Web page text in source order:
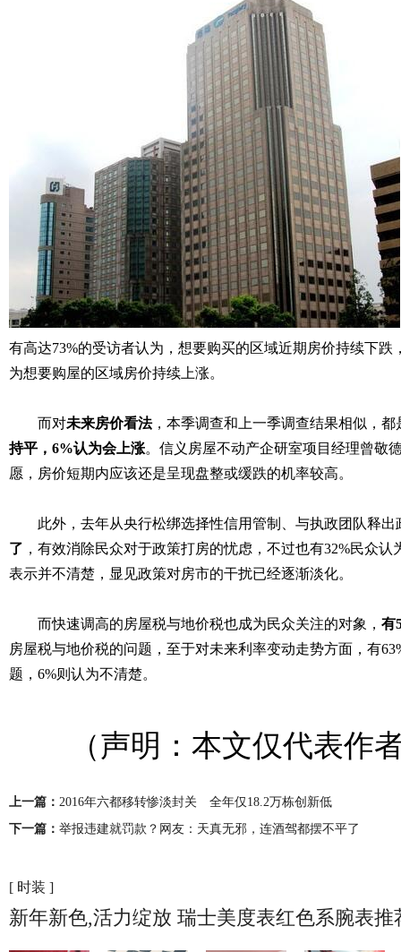
有高达73%的受访者认为，想要购买的区域近期房价持续下
为想要购屋的区域房价持续上涨。
而对未来房价看法，本季调查和上一季调查结果相似，
持平，6%认为会上涨。信义房屋不动产企研室项目经理曾敬
愿，房价短期内应该还是呈现盘整或缓跌的机率较高。
此外，去年从央行松绑选择性信用管制、与执政团队释出
了 ，有效消除民众对于政策打房的忧虑，不过也有32%民众
表示并不清楚，显见政策对房市的干扰已经逐渐淡化。
而快速调高的房屋税与地价税也成为民众关注的对象， 有
房屋税与地价税的问题，至于对未来利率变动走势方面，有
题，6%则认为不清楚。
（声明：本文仅代表作者
上一篇： 2016年六都移转惨淡封关 全年仅18.2万栋创新低
下一篇： 举报违建就罚款？网友：天真无邪，连酒驾都摆不平了
[ 时装 ]
新年新色,活力绽放 瑞士美度表红色系腕表推